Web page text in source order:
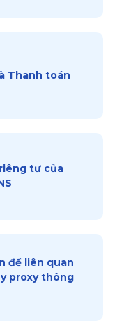
Thanh toán
tư của
đề liên quan
proxy thông